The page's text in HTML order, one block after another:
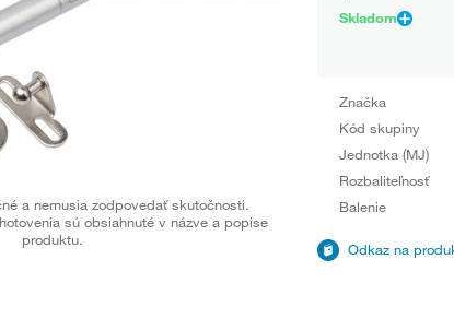
a nemusia zodpovedať skutočnosti.
sú obsiahnuté v názve a popise
produktu.
Skladom
Značka
Kód skupiny
Jednotka (MJ)
Rozbaliteľnosť
Balenie
Odkaz na